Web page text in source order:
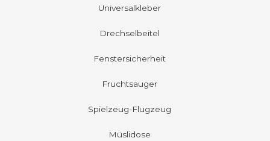
Universalkleber
Drechselbeitel
Fenstersicherheit
Fruchtsauger
Spielzeug-Flugzeug
Müslidose